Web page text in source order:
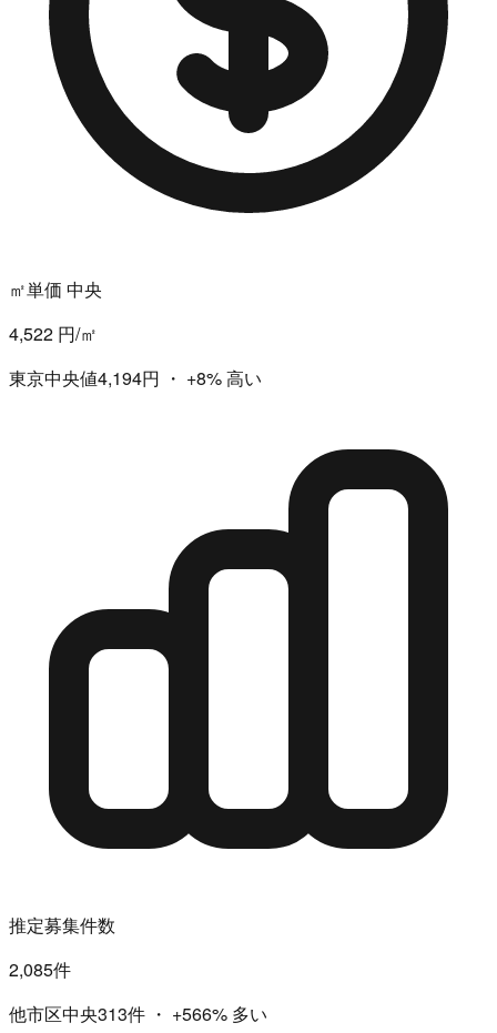
㎡単価 中央
4,522 円/㎡
東京中央値4,194円 ・ +8%高い
推定募集件数
2,085件
他市区中央313件 ・ +566% 多い